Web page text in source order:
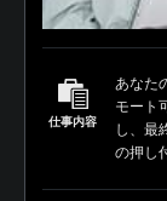
仕事内容
あなた
モート
し、最
の押し